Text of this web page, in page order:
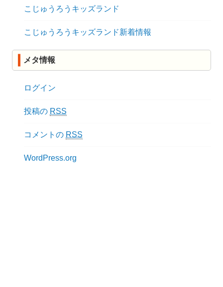
こじゅうろうキッズランド
こじゅうろうキッズランド新着情報
メタ情報
ログイン
投稿の RSS
コメントの RSS
WordPress.org